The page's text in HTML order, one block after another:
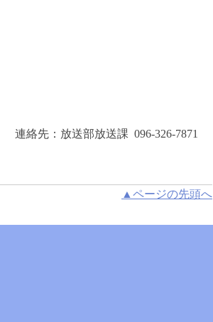
連絡先：放送部放送課 096-326-7871
▲ページの先頭へ